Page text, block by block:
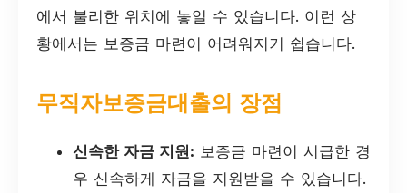
에서 불리한 위치에 놓일 수 있습니다. 이런 상
황에서는 보증금 마련이 어려워지기 쉽습니다.
무직자보증금대출의 장점
신속한 자금 지원: 보증금 마련이 시급한 경
우 신속하게 자금을 지원받을 수 있습니다.